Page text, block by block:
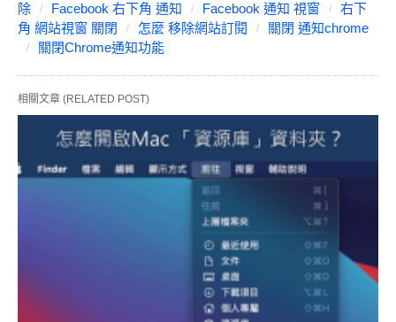
除
Facebook 右下角 通知 Facebook 通知 視窗
右下
角 網站視窗 關閉
怎麼 移除網站訂閱
關閉 通知chrome
關閉Chrome通知功能
相關文章 (RELATED POST)